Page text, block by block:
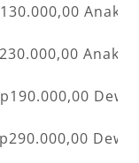
Anak-
Anak-